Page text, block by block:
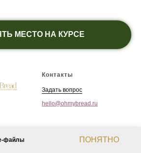
МЕСТО НА КУРСЕ
файлы ПОНЯТНО
Контакты
Задать вопрос
hello@ohmybread.ru